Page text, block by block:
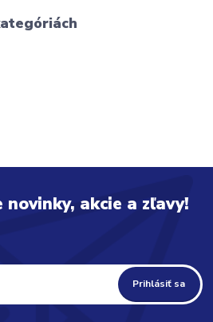
novinky, akcie a zľavy!
Prihlásiť sa